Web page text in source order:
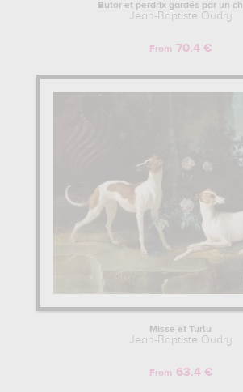
Butor et perdrix gardés par un
Jean-Baptiste Oudry
From 70.4 €
Misse et Turlu
Jean-Baptiste Oudry
From 63.4 €